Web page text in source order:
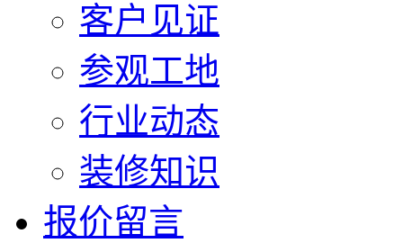
客户见证
参观工地
行业动态
装修知识
报价留言